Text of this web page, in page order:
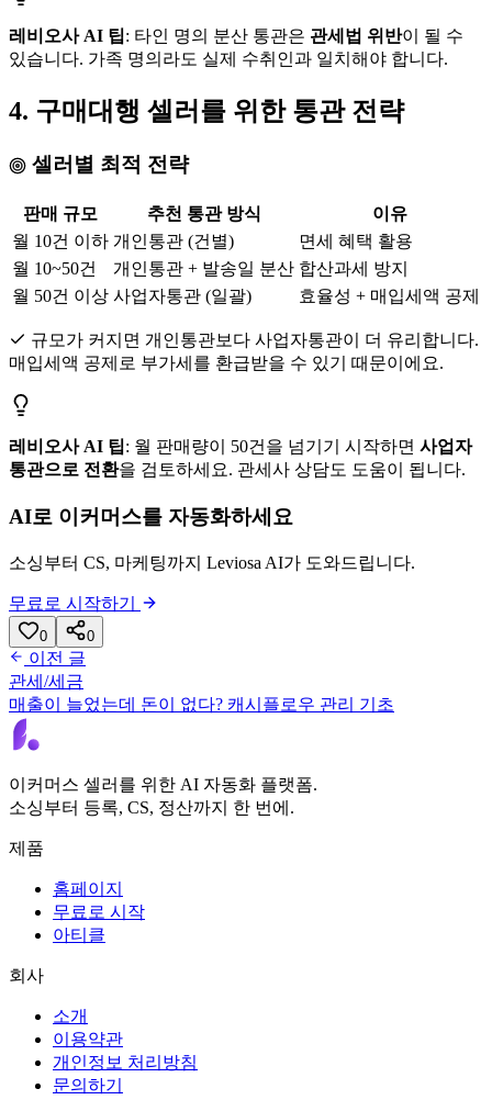
레비오사 AI 팁: 타인 명의 분산 통관은 관세법 위반이 될 수
있습니다. 가족 명의라도 실제 수취인과 일치해야 합니다.
4. 구매대행 셀러를 위한 통관 전략
셀러별 최적 전략
판매 규모 추천 통관 방식
이유
월 10건 이하 개인통관 (건별)
면세 혜택 활용
월 10~50건
개인통관 + 발송일 분산 합산과세 방지
월 50건 이상 사업자통관 (일괄) 효율성 + 매입세액 공제
규모가 커지면 개인통관보다 사업자통관이 더 유리합니다.
매입세액 공제로 부가세를 환급받을 수 있기 때문이에요.
레비오사 AI 팁: 월 판매량이 50건을 넘기기 시작하면 사업자
통관으로 전환을 검토하세요. 관세사 상담도 도움이 됩니다.
AI로 이커머스를 자동화하세요
소싱부터 CS, 마케팅까지 Leviosa AI가 도와드립니다.
무료로 시작하기
0 0
이전 글
관세/세금
매출이 늘었는데 돈이 없다? 캐시플로우 관리 기초
이커머스 셀러를 위한 AI 자동화 플랫폼.
소싱부터 등록, CS, 정산까지 한 번에.
제품
홈페이지
무료로 시작
아티클
회사
소개
이용약관
개인정보 처리방침
문의하기